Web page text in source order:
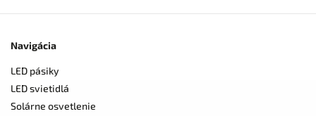
Navigácia
LED pásiky
LED svietidlá
Solárne osvetlenie